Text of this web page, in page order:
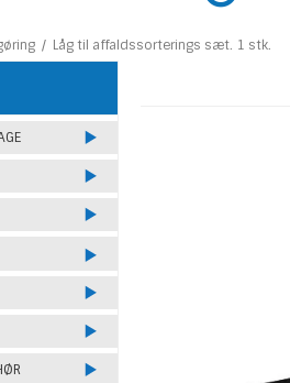
/ Låg til affaldssorterings sæt. 1 stk.